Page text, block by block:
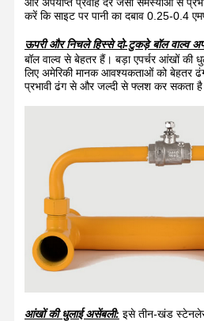
ठंढ प्रतिरोधी नेत्रधारी
पोर्टेबल आपातकालीन नेत्रधारी
आंखों के धोने के प्रतिस्थापन भाग
करें कि साइट पर पानी का दबाव 0.25-0.4
ऊपरी और निचले हिस्से दो-टुकड़े बॉल वाल्व
बॉल वाल्व से बेहतर हैं। बड़ा एपर्चर आंखों की
लिए अमेरिकी मानक आवश्यकताओं को बेहतर
प्रभावी ढंग से और जल्दी से फ्लश कर सकता
आंखों की धुलाई असेंबली: इसे तीन-खंड